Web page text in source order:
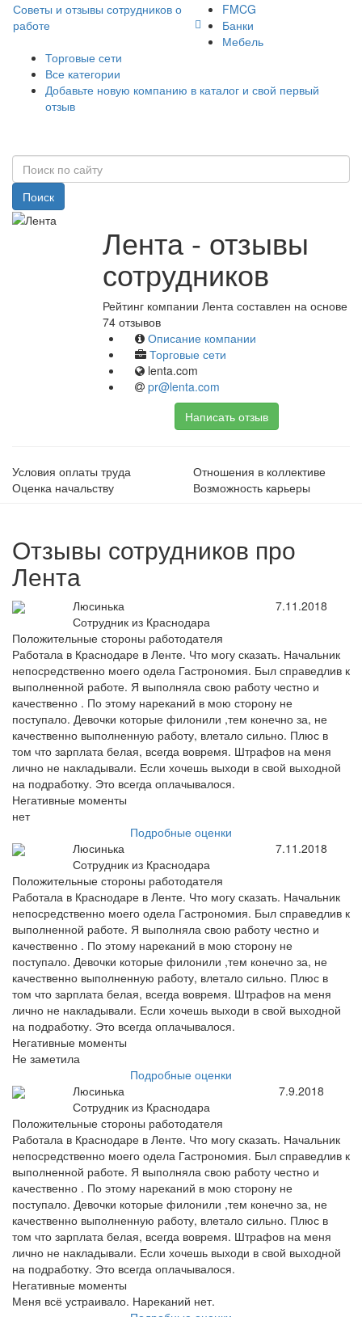
Советы и отзывы сотрудников о
работе
FMCG
Банки
Мебель
Торговые сети
Все категории
Добавьте новую компанию в каталог и свой первый
отзыв
Поиск
Лента - отзывы
сотрудников
Рейтинг компании Лента составлен на основе
74 отзывов
Описание компании
Торговые сети
lenta.com
pr@lenta.com
Написать отзыв
Условия оплаты труда
Отношения в коллективе
Оценка начальству
Возможность карьеры
Отзывы сотрудников про
Лента
Люсинька
Сотрудник из Краснодара
7.11.2018
Положительные стороны работодателя
Работала в Краснодаре в Ленте. Что могу сказать. Начальник
непосредственно моего одела Гастрономия. Был справедлив к
выполненной работе. Я выполняла свою работу честно и
качественно . По этому нареканий в мою сторону не
поступало. Девочки которые филонили ,тем конечно за, не
качественно выполненную работу, влетало сильно. Плюс в
том что зарплата белая, всегда вовремя. Штрафов на меня
лично не накладывали. Если хочешь выходи в свой выходной
на подработку. Это всегда оплачывалося.
Негативные моменты
нет
Подробные оценки
Люсинька
Сотрудник из Краснодара
7.11.2018
Положительные стороны работодателя
Работала в Краснодаре в Ленте. Что могу сказать. Начальник
непосредственно моего одела Гастрономия. Был справедлив к
выполненной работе. Я выполняла свою работу честно и
качественно . По этому нареканий в мою сторону не
поступало. Девочки которые филонили ,тем конечно за, не
качественно выполненную работу, влетало сильно. Плюс в
том что зарплата белая, всегда вовремя. Штрафов на меня
лично не накладывали. Если хочешь выходи в свой выходной
на подработку. Это всегда оплачывалося.
Негативные моменты
Не заметила
Подробные оценки
Люсинька
Сотрудник из Краснодара
7.9.2018
Положительные стороны работодателя
Работала в Краснодаре в Ленте. Что могу сказать. Начальник
непосредственно моего одела Гастрономия. Был справедлив к
выполненной работе. Я выполняла свою работу честно и
качественно . По этому нареканий в мою сторону не
поступало. Девочки которые филонили ,тем конечно за, не
качественно выполненную работу, влетало сильно. Плюс в
том что зарплата белая, всегда вовремя. Штрафов на меня
лично не накладывали. Если хочешь выходи в свой выходной
на подработку. Это всегда оплачывалося.
Негативные моменты
Меня всё устраивало. Нареканий нет.